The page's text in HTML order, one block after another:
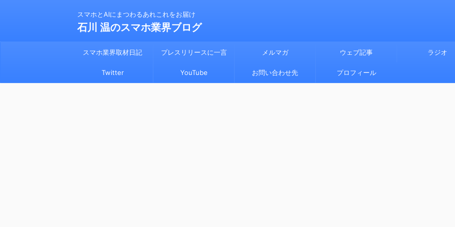
スマホとAIにまつわるあれこれをお届け
石川 温のスマホ業界ブログ
スマホ業界取材日記 プレスリリースに一言 メルマガ ウェブ記事 ラジオ
Twitter YouTube お問い合わせ先 プロフィール